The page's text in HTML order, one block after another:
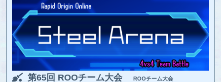
第65回 ROOチーム大会 ROOチーム大会